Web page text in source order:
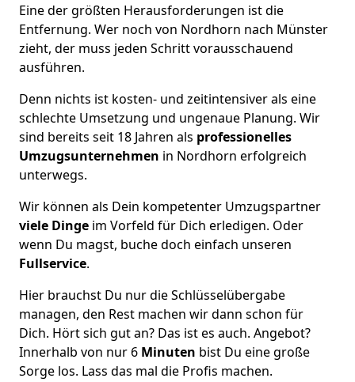
Eine der größten Herausforderungen ist die
Entfernung. Wer noch von Nordhorn nach Münster
zieht, der muss jeden Schritt vorausschauend
ausführen.
Denn nichts ist kosten- und zeitintensiver als eine
schlechte Umsetzung und ungenaue Planung. Wir
sind bereits seit 18 Jahren als professionelles
Umzugsunternehmen in Nordhorn erfolgreich
unterwegs.
Wir können als Dein kompetenter Umzugspartner
viele Dinge im Vorfeld für Dich erledigen. Oder
wenn Du magst, buche doch einfach unseren
Fullservice.
Hier brauchst Du nur die Schlüsselübergabe
managen, den Rest machen wir dann schon für
Dich. Hört sich gut an? Das ist es auch. Angebot?
Innerhalb von nur 6 Minuten bist Du eine große
Sorge los. Lass das mal die Profis machen.